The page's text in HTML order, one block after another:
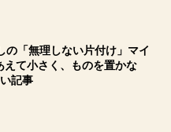
の「無理しない片付け」マイ
えて小さく、ものを置かな
記事